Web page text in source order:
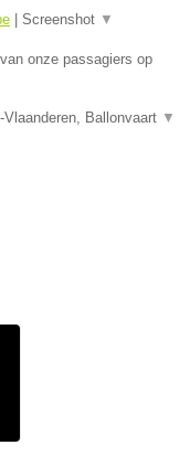
Screenshot ▼
onze passagiers op
Ballonvaart ▼